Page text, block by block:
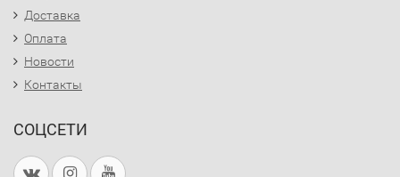
Доставка
Оплата
Новости
Контакты
СОЦСЕТИ